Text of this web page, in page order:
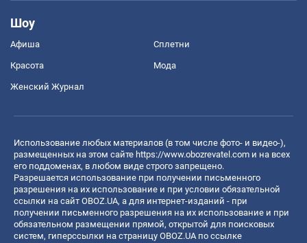
Шоу
Афиша Сплетни
Красота Мода
Женский Журнал
Использование любых материалов (в том числе фото- и видео-),
размещенных на этом сайте https://www.obozrevatel.com и на всех
его поддоменах, в любом виде строго запрещено.
Разрешается использование при получении письменного
разрешения на их использование и при условии обязательной
ссылки на сайт OBOZ.UA, а для интернет-изданий - при
получении письменного разрешения на их использование и при
обязательном размещении прямой, открытой для поисковых
систем, гиперссылки на страницу OBOZ.UA по ссылке